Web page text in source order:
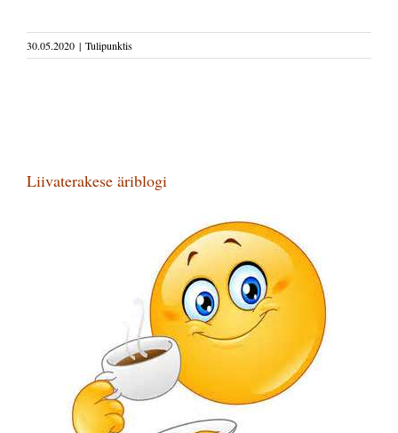
30.05.2020 | Tulipunktis
Liivaterakese äriblogi